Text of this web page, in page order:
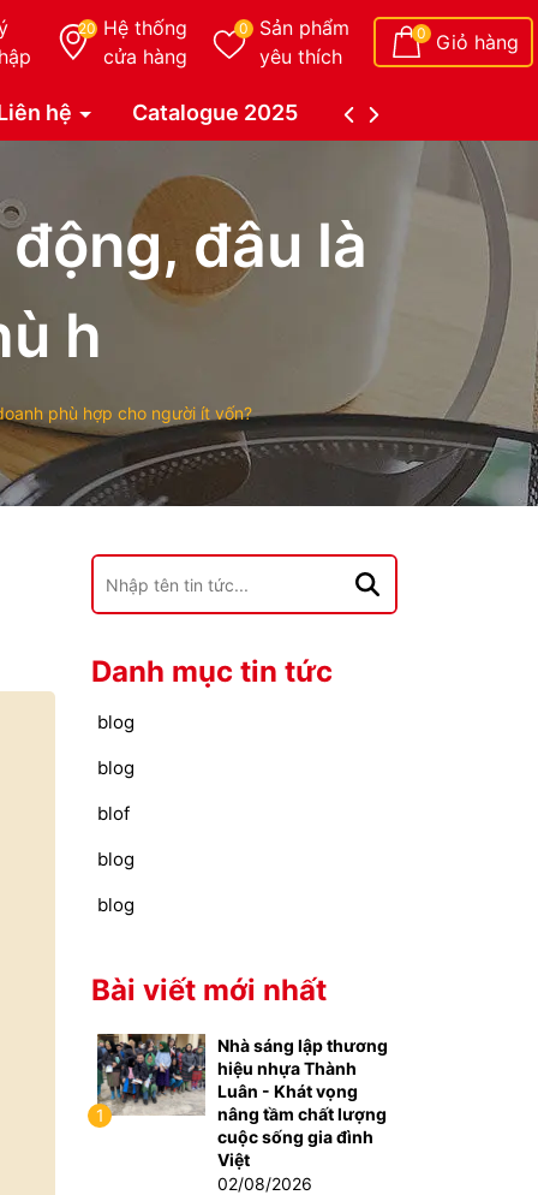
20 Hệ thống
cửa hàng
0
Sản phẩm
yêu thích
0 Giỏ hàng
hệ Catalogue 2025 Catalogue Duy Tân
đâu là
h
phù hợp cho người ít vốn?
Danh mục tin tức
blog
blog
blof
blog
blog
Bài viết mới nhất
1
Nhà sáng lập thương
hiệu nhựa Thành
Luân - Khát vọng
nâng tầm chất lượng
cuộc sống gia đình
Việt
02/08/2026